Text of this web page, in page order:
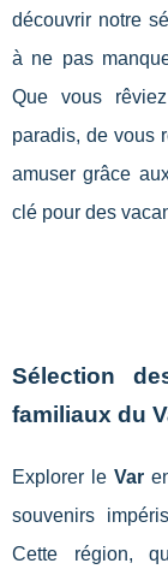
découvrir notre
à ne pas
Que vous
paradis, de vous
amuser grâce
clé pour des
Sélection
familiaux du
Explorer leVar
souvenirs
Cette région,